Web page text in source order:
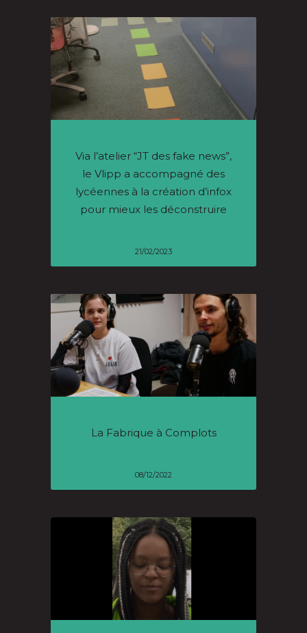
Via l’atelier “JT des fake news”,
le Vlipp a accompagné des
lycéennes à la création d’infox
pour mieux les déconstruire
21/02/2023
La Fabrique à Complots
08/12/2022